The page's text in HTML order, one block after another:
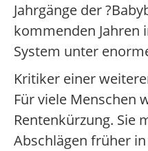
Jahrgänge der
kommenden Jahren
System unter
Kritiker einer
Für viele Menschen
Rentenkürzung. Sie
Abschlägen früher